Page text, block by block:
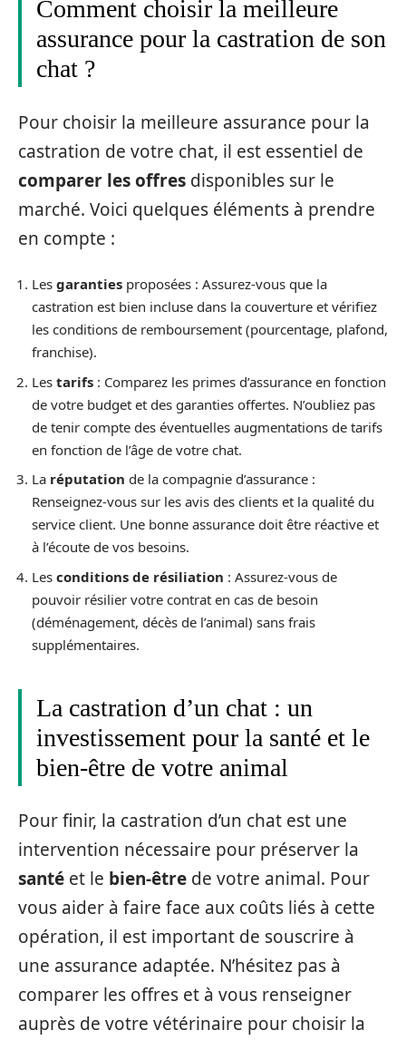
Comment choisir la meilleure
assurance pour la castration de son
chat ?
Pour choisir la meilleure assurance pour la
castration de votre chat, il est essentiel de
comparer les offres disponibles sur le
marché. Voici quelques éléments à prendre
en compte :
Les garanties proposées : Assurez-vous que la
castration est bien incluse dans la couverture et vérifiez
les conditions de remboursement (pourcentage, plafond,
franchise).
Les tarifs : Comparez les primes d’assurance en fonction
de votre budget et des garanties offertes. N’oubliez pas
de tenir compte des éventuelles augmentations de tarifs
en fonction de l’âge de votre chat.
La réputation de la compagnie d’assurance :
Renseignez-vous sur les avis des clients et la qualité du
service client. Une bonne assurance doit être réactive et
à l’écoute de vos besoins.
Les conditions de résiliation : Assurez-vous de
pouvoir résilier votre contrat en cas de besoin
(déménagement, décès de l’animal) sans frais
supplémentaires.
La castration d’un chat : un
investissement pour la santé et le
bien-être de votre animal
Pour finir, la castration d’un chat est une
intervention nécessaire pour préserver la
santé et le bien-être de votre animal. Pour
vous aider à faire face aux coûts liés à cette
opération, il est important de souscrire à
une assurance adaptée. N’hésitez pas à
comparer les offres et à vous renseigner
auprès de votre vétérinaire pour choisir la